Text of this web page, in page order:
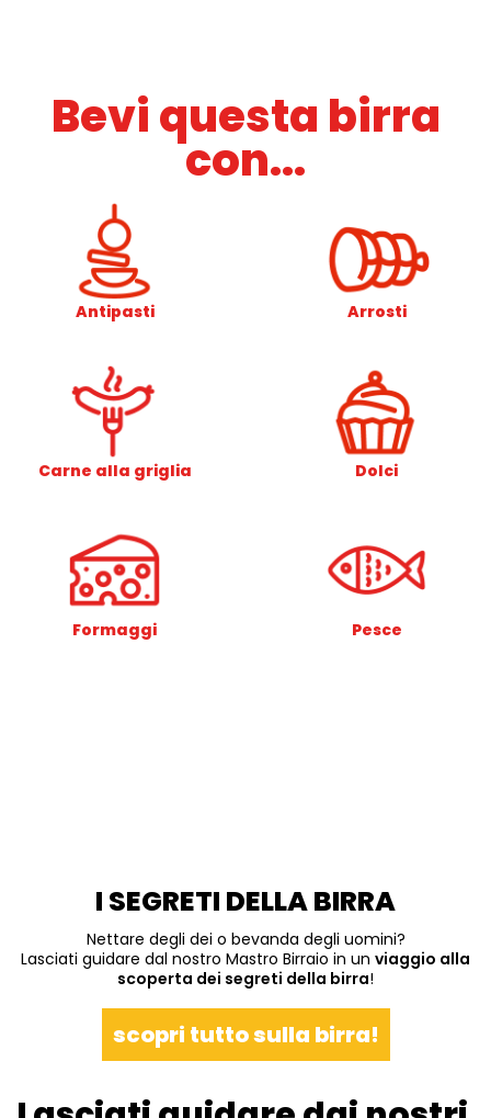
Bevi questa birra
con...
Antipasti Arrosti
Carne alla griglia Dolci
Formaggi Pesce
I SEGRETI DELLA BIRRA
Nettare degli dei o bevanda degli uomini?
Lasciati guidare dal nostro Mastro Birraio in un viaggio alla
scoperta dei segreti della birra!
scopri tutto sulla birra!